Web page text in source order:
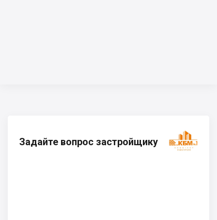
Задайте вопрос застройщику